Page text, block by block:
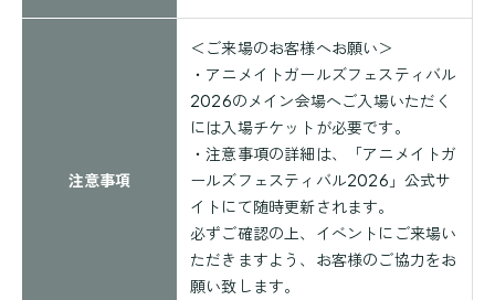
注意事項
＜ご来場のお客様へお願い＞
・アニメイトガールズフェスティバル
2026のメイン会場へご入場いただく
には入場チケットが必要です。
・注意事項の詳細は、
「アニメイトガ
ールズフェスティバル2026」公式サ
イト にて随時更新されます。
必ずご確認の上、イベントにご来場い
ただきますよう、お客様のご協力をお
願い致します。